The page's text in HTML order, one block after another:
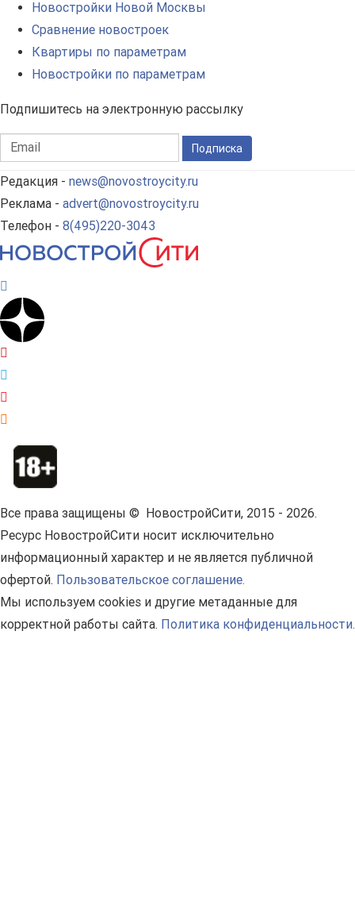
Новостройки Новой Москвы
Сравнение новостроек
Квартиры по параметрам
Новостройки по параметрам
Подпишитесь на электронную рассылку
Подписка
Редакция - news@novostroycity.ru
Реклама - advert@novostroycity.ru
Телефон - 8(495)220-3043
Все права защищены © НовостройСити, 2015 - 2026.
Ресурс НовостройСити носит исключительно
информационный характер и не является публичной
офертой. Пользовательское соглашение.
Мы используем cookies и другие метаданные для
корректной работы сайта. Политика конфиденциальности.